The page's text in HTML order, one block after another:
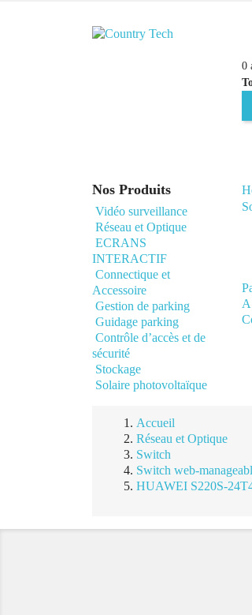
0
Nos Produits
Vidéo surveillance
Réseau et Optique
ECRANS
INTERACTIF
Connectique et
Accessoire
Gestion de parking
Guidage parking
Contrôle d’accès et de
sécurité
Stockage
Solaire photovoltaïque
Accueil
Réseau et Optique
Switch
Switch web-
HUAWEI S220S-